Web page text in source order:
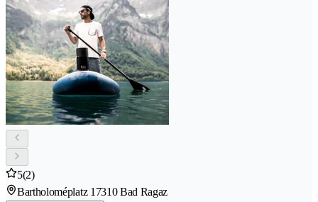
5(2)
Bartholoméplatz 1 7310 Bad Ragaz